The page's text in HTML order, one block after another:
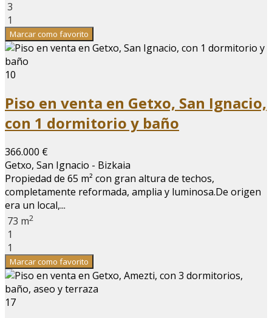
3
1
Marcar como favorito
10
Piso en venta en Getxo, San Ignacio,
con 1 dormitorio y baño
366.000 €
Getxo, San Ignacio - Bizkaia
Propiedad de 65 m² con gran altura de techos,
completamente reformada, amplia y luminosa.De origen
era un local,...
73 m2
1
1
Marcar como favorito
17